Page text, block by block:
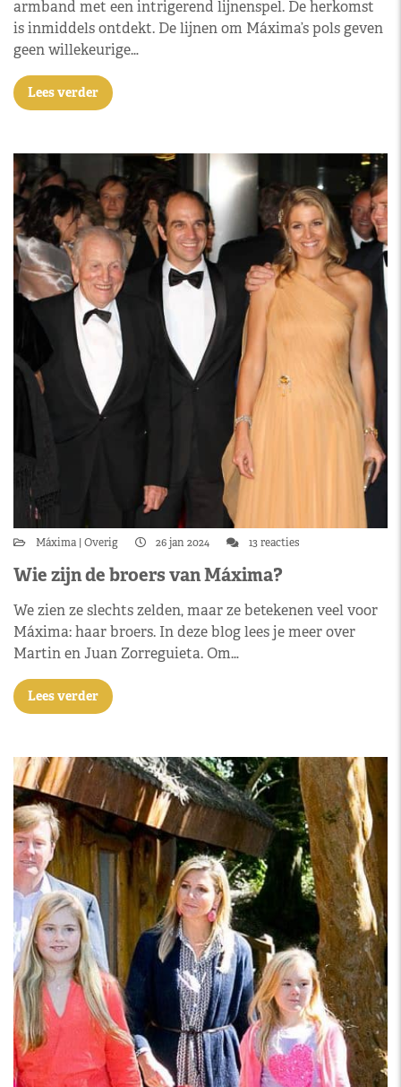
armband met een intrigerend lijnenspel. De herkomst
is inmiddels ontdekt. De lijnen om Máxima’s pols geven
geen willekeurige…
Lees verder
Máxima Overig 26 jan 2024 13 reacties
Wie zijn de broers van Máxima?
We zien ze slechts zelden, maar ze betekenen veel voor
Máxima: haar broers. In deze blog lees je meer over
Martin en Juan Zorreguieta. Om…
Lees verder